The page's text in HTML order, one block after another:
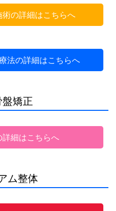
の詳細はこちらへ
法の詳細はこちらへ
盤矯正
細はこちらへ
ム整体